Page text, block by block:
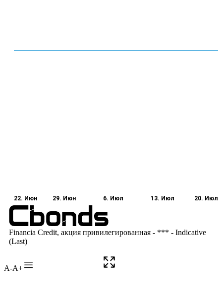
A-A+